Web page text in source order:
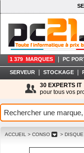
1 379 MARQUES PC
SERVEUR STOCKAGE
30 EXPERTS IT
pour tous vos
ACCUEIL > CONSO >